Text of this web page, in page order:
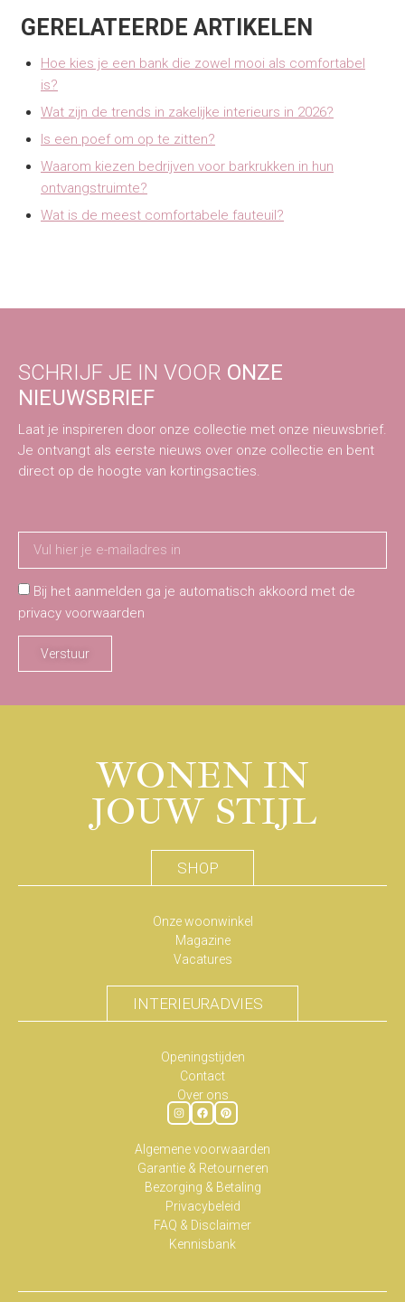
GERELATEERDE ARTIKELEN
Hoe kies je een bank die zowel mooi als comfortabel
is?
Wat zijn de trends in zakelijke interieurs in 2026?
Is een poef om op te zitten?
Waarom kiezen bedrijven voor barkrukken in hun
ontvangstruimte?
Wat is de meest comfortabele fauteuil?
SCHRIJF JE IN VOOR ONZE
NIEUWSBRIEF
Laat je inspireren door onze collectie met onze nieuwsbrief.
Je ontvangt als eerste nieuws over onze collectie en bent
direct op de hoogte van kortingsacties.
Bij het aanmelden ga je automatisch akkoord met de
privacy voorwaarden
Verstuur
WONEN IN
JOUW STIJL
SHOP
Onze woonwinkel
Magazine
Vacatures
INTERIEURADVIES
Openingstijden
Contact
Over ons
Algemene voorwaarden
Garantie & Retourneren
Bezorging & Betaling
Privacybeleid
FAQ & Disclaimer
Kennisbank